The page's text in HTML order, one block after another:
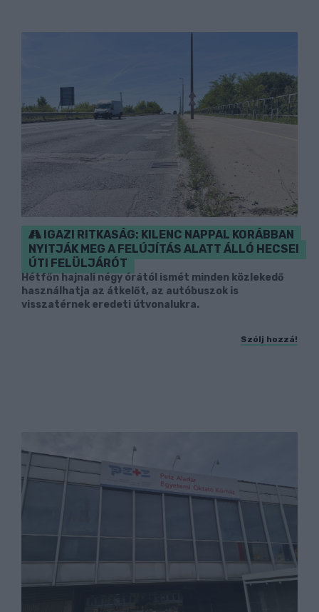
IGAZI RITKASÁG: KILENC NAPPAL KORÁBBAN
NYITJÁK MEG A FELÚJÍTÁS ALATT ÁLLÓ HECSEI
ÚTI FELÜLJÁRÓT
Hétfőn hajnali négy órától ismét minden közlekedő
használhatja az átkelőt, az autóbuszok is
visszatérnek eredeti útvonalukra.
Szólj hozzá!